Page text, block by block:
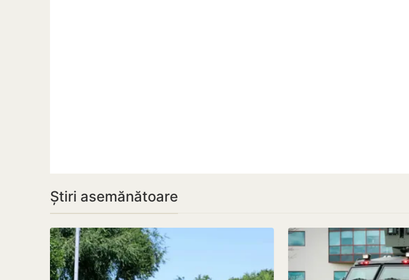
Știri asemănătoare